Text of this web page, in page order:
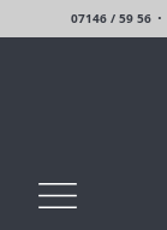
07146 / 59 56